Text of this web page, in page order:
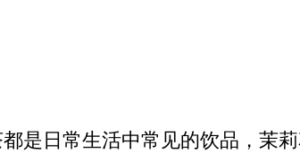
是日常生活中常见的饮品，茉